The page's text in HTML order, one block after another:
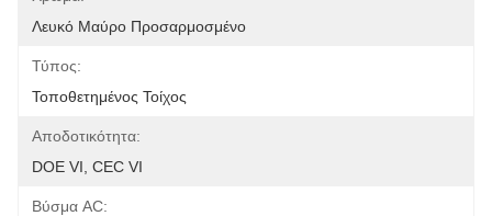
Λευκό Μαύρο Προσαρμοσμένο
Τύπος:
Τοποθετημένος Τοίχος
Αποδοτικότητα:
DOE VI, CEC VI
Βύσμα AC: